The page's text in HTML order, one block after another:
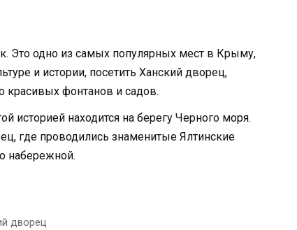
Это одно из самых популярных мест в Крыму,
и истории, посетить Ханский дворец,
красивых фонтанов и садов.
историей находится на берегу Черного моря.
где проводились знаменитые Ялтинские
набережной.
дворец